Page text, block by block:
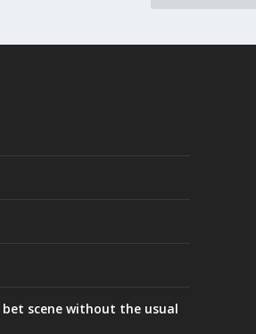
scene without the usual